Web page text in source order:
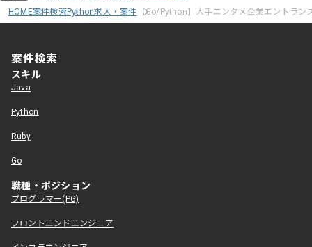
HOME案件検索Python求人・案件 【Go/Python】大手エンタメ企業エントラン
案件検索
スキル
Java
Python
Ruby
Go
職種・ポジション
プログラマー(PG)
フロントエンドエンジニア